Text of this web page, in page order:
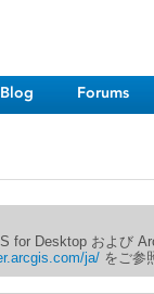
Blog Forums
for Desktop および
ja/をご参